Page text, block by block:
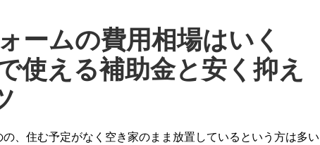
ームの費用相場はいく
使える補助金と安く抑え
、住む予定がなく空き家のまま放置しているという方は多い